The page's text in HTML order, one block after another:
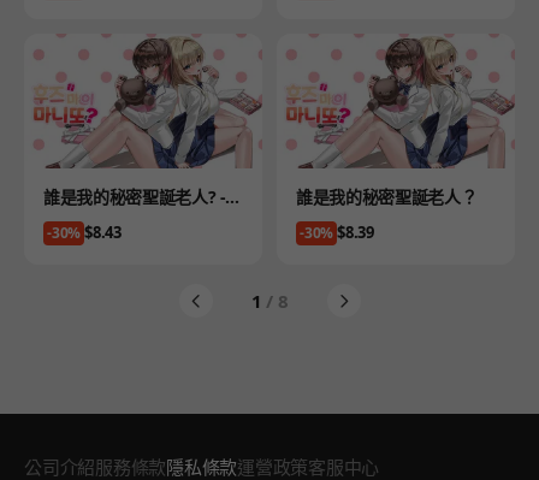
Product
誰是我的秘密聖誕老人? - S
ecret Plus
-30%Price
$8.43
Product
誰是我的秘密聖誕老人？
-30%Price
$8.39
1 / 8
公司介紹服務條款隱私條款運營政策客服中心